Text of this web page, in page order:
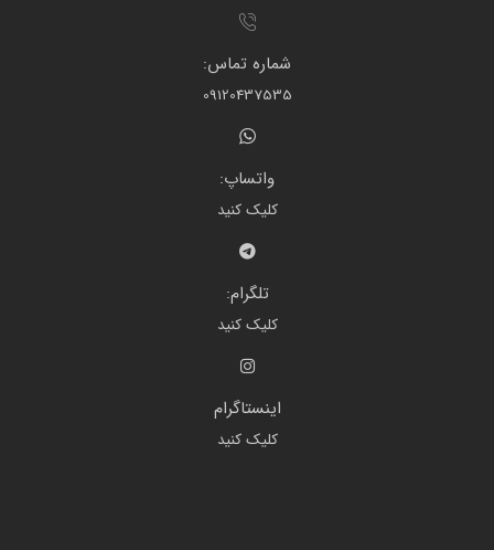
شماره تماس:
09120437535
واتساپ:
کلیک کنید
تلگرام:
کلیک کنید
اینستاگرام
کلیک کنید